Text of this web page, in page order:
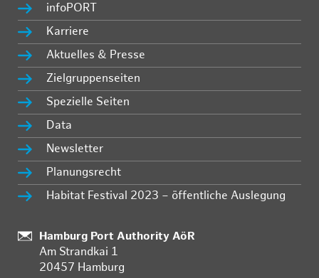
infoPORT
Karriere
Aktuelles & Presse
Zielgruppenseiten
Spezielle Seiten
Data
Newsletter
Planungsrecht
Habitat Festival 2023 – öffentliche Auslegung
Standort:
Hamburg Port Authority AöR
Am Strandkai 1
20457 Hamburg